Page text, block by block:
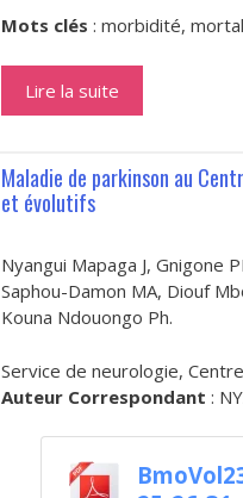
Mots clés : morbidité,
Lire la suite
Maladie de parkinson au
et évolutifs
Nyangui Mapaga J, Gnigone
Saphou-Damon MA, Diouf
Kouna Ndouongo Ph.
Service de neurologie,
Auteur Correspondant :